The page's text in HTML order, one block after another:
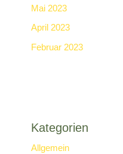
Mai 2023
April 2023
Februar 2023
Kategorien
Allgemein